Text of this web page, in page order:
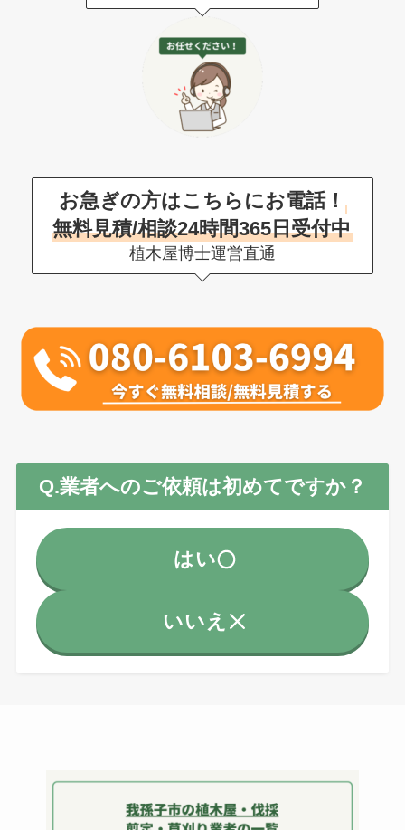
お急ぎの方はこちらにお電話！
無料見積/相談24時間365日受付中
植木屋博士運営直通
Q.業者へのご依頼は初めてですか？
はい
いいえ